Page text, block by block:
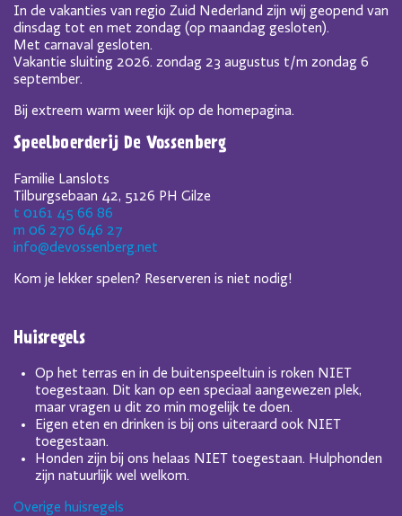
In de vakanties van regio Zuid Nederland zijn wij geopend van
dinsdag tot en met zondag (op maandag gesloten).
Met carnaval gesloten.
Vakantie sluiting 2026. zondag 23 augustus t/m zondag 6
september.
Bij extreem warm weer kijk op de homepagina.
Speelboerderij De Vossenberg
Familie Lanslots
Tilburgsebaan 42, 5126 PH Gilze
t 0161 45 66 86
m 06 270 646 27
info@devossenberg.net
Kom je lekker spelen? Reserveren is niet nodig!
Huisregels
Op het terras en in de buitenspeeltuin is roken NIET
toegestaan. Dit kan op een speciaal aangewezen plek,
maar vragen u dit zo min mogelijk te doen.
Eigen eten en drinken is bij ons uiteraard ook NIET
toegestaan.
Honden zijn bij ons helaas NIET toegestaan. Hulphonden
zijn natuurlijk wel welkom.
Overige huisregels